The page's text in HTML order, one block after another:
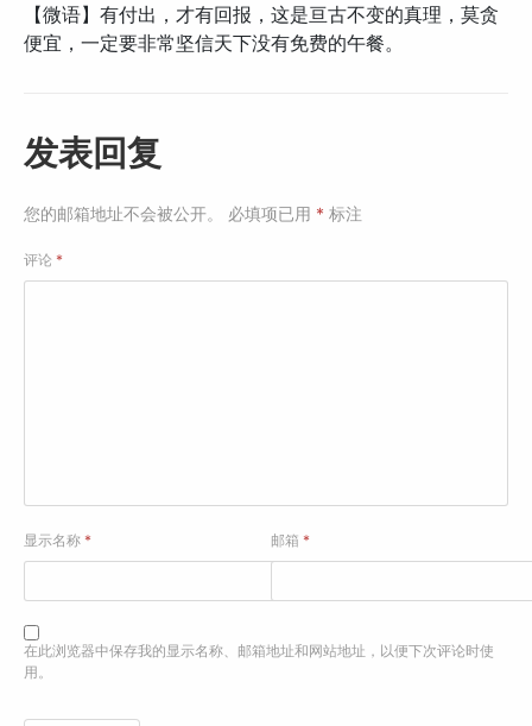
【微语】有付出，才有回报，这是亘古不变的真理，莫贪
便宜，一定要非常坚信天下没有免费的午餐。
发表回复
您的邮箱地址不会被公开。 必填项已用 * 标注
评论 *
显示名称 * 邮箱*
在此浏览器中保存我的显示名称、邮箱地址和网站地址，以便下次评论时使
用。